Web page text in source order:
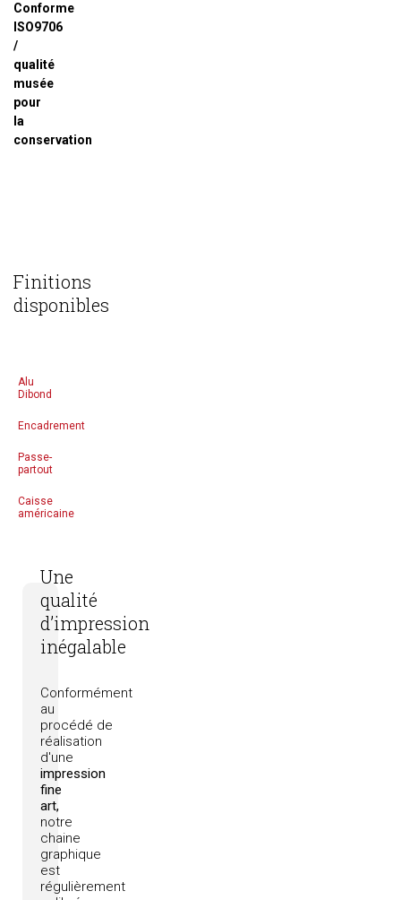
Conforme
ISO9706
/
qualité
musée
pour
la
conservation
Finitions
disponibles
Alu
Dibond
Encadrement
Passe-
partout
Caisse
américaine
Une
qualité
d’impression
inégalable
Conformément
au
procédé de
réalisation
d'une
impression
fine
art,
notre
chaine
graphique
est
régulièrement